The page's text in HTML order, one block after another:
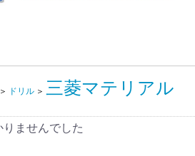
＞ ドリル ＞ 三菱マテリアル
ませんでした